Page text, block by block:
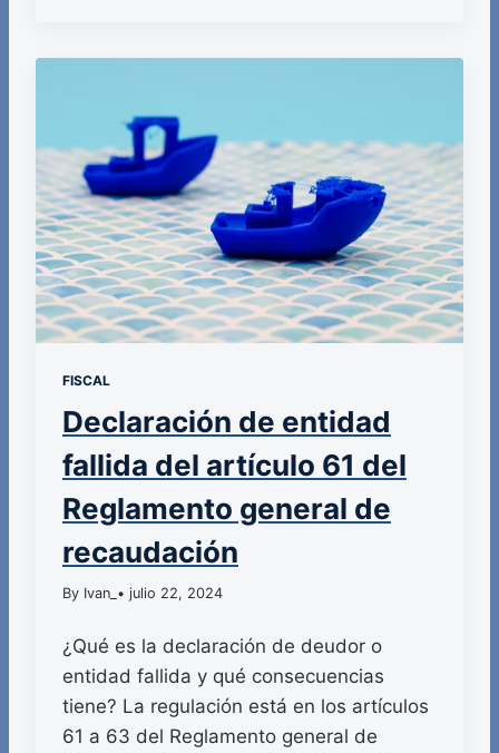
FISCAL
Declaración de entidad
fallida del artículo 61 del
Reglamento general de
recaudación
By Ivan_ • julio 22, 2024
¿Qué es la declaración de deudor o
entidad fallida y qué consecuencias
tiene? La regulación está en los artículos
61 a 63 del Reglamento general de